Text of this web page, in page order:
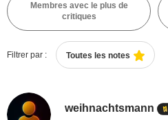
Membres avec le plus de
critiques
Filtrer par : Toutes les notes
weihnachtsmann